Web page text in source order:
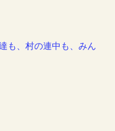
も、村の連中も、みん